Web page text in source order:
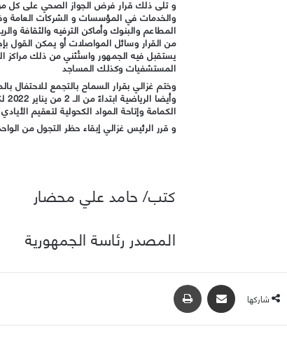
والخدمات في المؤسسات و الشركات العامة
المطاعم والبنوك وأماكن الترفيه والثقافة
من القرار وسائل المواصلات أو يمكن القول
يستقبل فيه الجمهور واستُثني من ذلك مراكز
المستشفيات وكذلك المساجد
وختم غزالي بقرار السماح بالتجمع للاحتفال
الكمامة وإتاحة المواد الكحولية لتعقيم
و قرر الرئيس غزالي إبقاء حظر التجول من
كتب/ حامد علي محضار
المصدر رئاسة الجمهورية
شاركها